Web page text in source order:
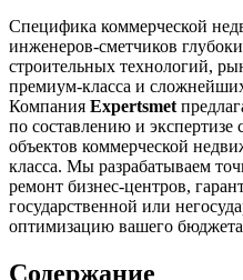
Специфика коммерческой
инженеров-сметчиков
строительных технологий,
премиум-класса и
Компания Expertsmet
по составлению и
объектов коммерческой
класса. Мы разрабатываем
ремонт бизнес-центров,
государственной или
оптимизацию вашего
Содержание